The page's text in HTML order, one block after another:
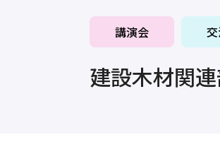
講演会
建設木材関